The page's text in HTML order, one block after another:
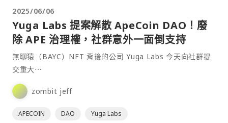
2025/06/06
Yuga Labs 提案解散 ApeCoin DAO！廢
除 APE 治理權，社群意外一面倒支持
無聊猿（BAYC）NFT 背後的公司 Yuga Labs 今天向社群提
交重大⋯
zombit jeff
APECOIN DAO Yuga Labs